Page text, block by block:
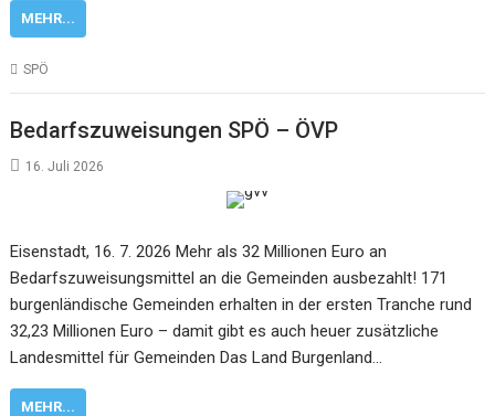
MEHR...
SPÖ
Bedarfszuweisungen SPÖ – ÖVP
16. Juli 2026
Eisenstadt, 16. 7. 2026 Mehr als 32 Millionen Euro an
Bedarfszuweisungsmittel an die Gemeinden ausbezahlt! 171
burgenländische Gemeinden erhalten in der ersten Tranche rund
32,23 Millionen Euro – damit gibt es auch heuer zusätzliche
Landesmittel für Gemeinden Das Land Burgenland…
MEHR...